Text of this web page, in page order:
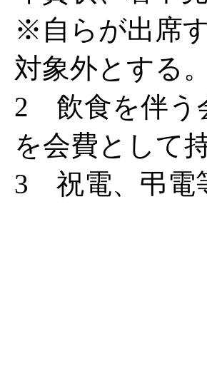
※自らが出席
対象外とする。
2 飲食を伴う
を会費として
3 祝電、弔電